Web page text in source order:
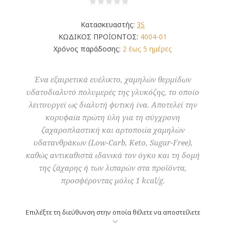
Κατασκευαστής: 3S
ΚΩΔΙΚΟΣ ΠΡΟΪΟΝΤΟΣ: 4004-01
Χρόνος παράδοσης: 2 έως 5 ημέρες
Ένα εξαιρετικά ευέλικτο, χαμηλών θερμίδων
υδατοδιαλυτό πολυμερές της γλυκόζης, το οποίο
λειτουργεί ως διαλυτή φυτική ίνα. Αποτελεί την
κορυφαία πρώτη ύλη για τη σύγχρονη
ζαχαροπλαστική και αρτοποιία χαμηλών
υδατανθράκων (Low-Carb, Keto, Sugar-Free),
καθώς αντικαθιστά ιδανικά τον όγκο και τη δομή
της ζάχαρης ή των λιπαρών στα προϊόντα,
προσφέροντας μόλις 1 kcal/g.
Επιλέξτε τη διεύθυνση στην οποία θέλετε να αποστείλετε